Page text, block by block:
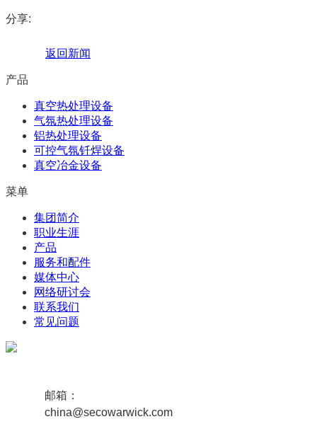
分享:
返回新闻
产品
真空热处理设备
气氛热处理设备
铝热处理设备
可控气氛钎焊设备
真空冶金设备
菜单
集团简介
职业生涯
产品
服务和配件
媒体中心
网络研讨会
联系我们
常见问题
邮箱：
china@secowarwick.com